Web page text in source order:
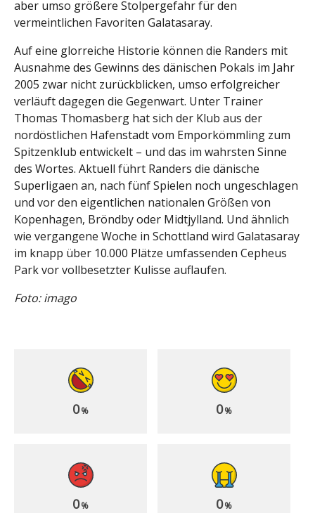
aber umso größere Stolpergefahr für den
vermeintlichen Favoriten Galatasaray.
Auf eine glorreiche Historie können die Randers mit
Ausnahme des Gewinns des dänischen Pokals im Jahr
2005 zwar nicht zurückblicken, umso erfolgreicher
verläuft dagegen die Gegenwart. Unter Trainer
Thomas Thomasberg hat sich der Klub aus der
nordöstlichen Hafenstadt vom Emporkömmling zum
Spitzenklub entwickelt – und das im wahrsten Sinne
des Wortes. Aktuell führt Randers die dänische
Superligaen an, nach fünf Spielen noch ungeschlagen
und vor den eigentlichen nationalen Größen von
Kopenhagen, Bröndby oder Midtjylland. Und ähnlich
wie vergangene Woche in Schottland wird Galatasaray
im knapp über 10.000 Plätze umfassenden Cepheus
Park vor vollbesetzter Kulisse auflaufen.
Foto: imago
0% 0%
0% 0%